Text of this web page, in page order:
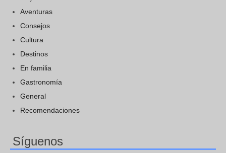
Aventuras
Consejos
Cultura
Destinos
En familia
Gastronomía
General
Recomendaciones
Síguenos